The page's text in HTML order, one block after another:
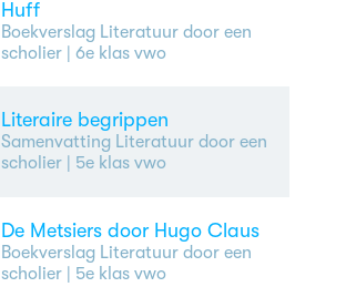
Huff
Boekverslag Literatuur door een
scholier| 6e klas vwo
Literaire begrippen
Samenvatting Literatuur door een
scholier| 5e klas vwo
De Metsiers door Hugo Claus
Boekverslag Literatuur door een
scholier| 5e klas vwo